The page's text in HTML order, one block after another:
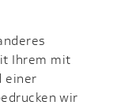
Ihrem mit
einer
wir